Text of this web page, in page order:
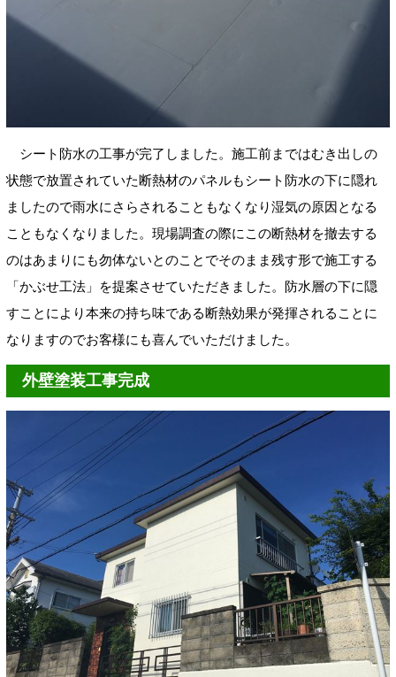
シート防水の工事が完了しました。施工前まではむき出しの
状態で放置されていた断熱材のパネルもシート防水の下に隠れ
ましたので雨水にさらされることもなくなり湿気の原因となる
こともなくなりました。現場調査の際にこの断熱材を撤去する
のはあまりにも勿体ないとのことでそのまま残す形で施工する
「かぶせ工法」を提案させていただきました。防水層の下に隠
すことにより本来の持ち味である断熱効果が発揮されることに
なりますのでお客様にも喜んでいただけました。
外壁塗装工事完成